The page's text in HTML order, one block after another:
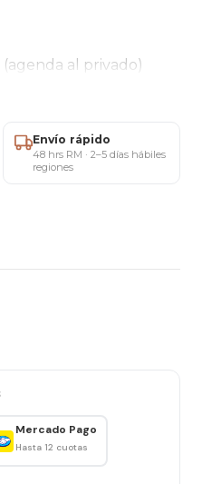
al privado)
resistente y
terrazas y
de 100 cm
100 kg
Envío rápido
48 hrs RM · 2–5 días hábiles
regiones
Mercado Pago
Hasta 12 cuotas